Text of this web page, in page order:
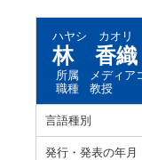
ハヤシ カオリ
林 香織
所属
メディア
職種
教授
言語種別
発行・発表の年月